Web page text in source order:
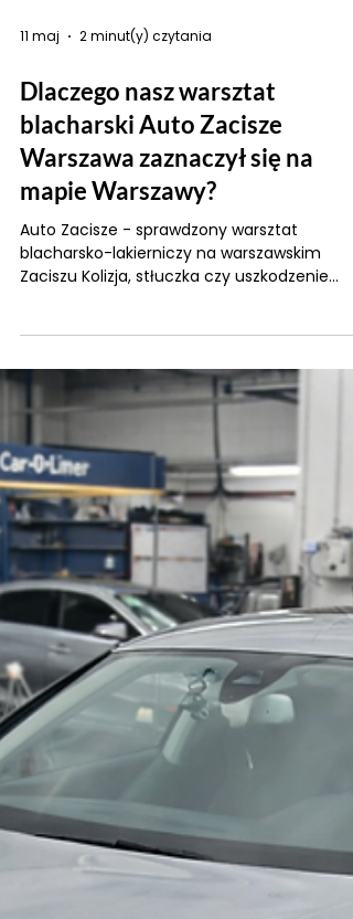
Dlaczego nasz warsztat
blacharski Auto Zacisze
Warszawa zaznaczył się na
mapie Warszawy?
Auto Zacisze - sprawdzony warsztat
blacharsko-lakierniczy na warszawskim
Zaciszu Kolizja, stłuczka czy uszkodzenie
parkingowe to sytuacje, które mogą
przytrafić się każdemu kierowcy. W takich
momentach liczy się szybka, profesjonalna i
uczciwa pomoc. Właśnie dlatego kierowcy z
Warszawy i okolic coraz częściej wybierają
Auto Zacisze - warsztat blacharsko-
lakierniczy prowadzony przez Marcina
Góralczyka. Blacharstwo i lakiernictwo
samochodowe Warszawa Auto Zacisze
specjalizuje s